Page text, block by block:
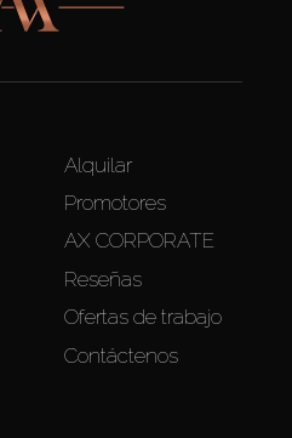
Alquilar
Promotores
AX CORPORATE
Reseñas
Ofertas de trabajo
Contáctenos